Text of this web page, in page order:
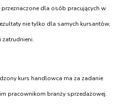
dla osób pracujących w
nie tylko dla samych kursantów,
zatrudnieni.
kurs handlowca ma za zadanie
pracownikom branży sprzedażowej.